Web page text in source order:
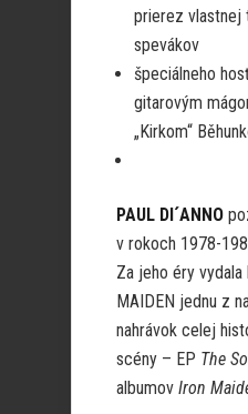
prierez vlastnej
spevákov
špeciálneho
gitarovým
„Kirkom“
PAUL DI´ANNO
v rokoch 1978-
Za jeho éry vydala
MAIDEN jednu z
nahrávok celej
scény – EP The
albumov Iron